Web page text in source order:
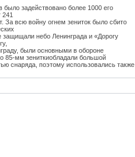
задействовано более 1000 его
241
За всю войну огнем зениток было сбито
небо Ленинграда и «Дорогу
были основными в обороне
85-мм зениткиобладали большой
снаряда, поэтому использовались также
прямую наводку для борьбы с тяжёлыми
после Курской битвы и испытательных